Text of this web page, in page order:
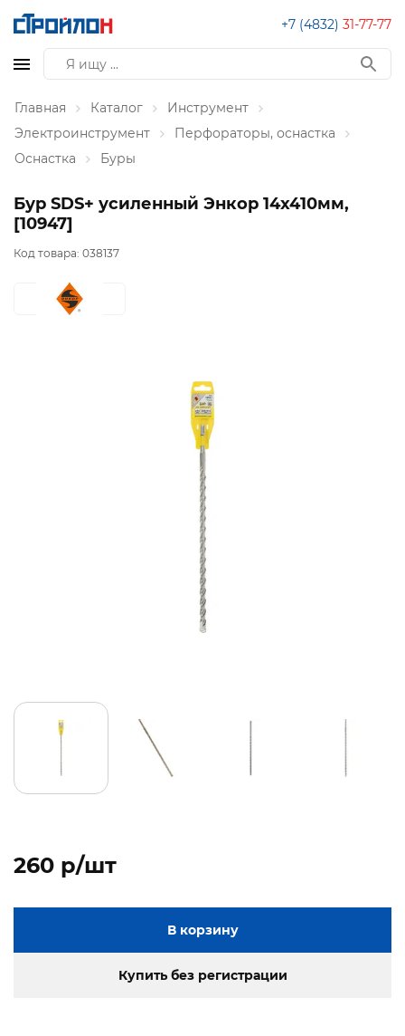
+7 (4832) 31-77-77
Главная Каталог
Инструмент
Электроинструмент
Перфораторы, оснастка
Оснастка
Буры
Бур SDS+ усиленный Энкор 14x410мм,
[10947]
Код товара: 038137
260 p/шт
В корзину
Купить без регистрации